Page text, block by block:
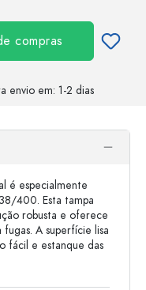
compras
envio em: 1-2 dias
é especialmente
400. Esta tampa
robusta e oferece
A superfície lisa
fácil e estanque das